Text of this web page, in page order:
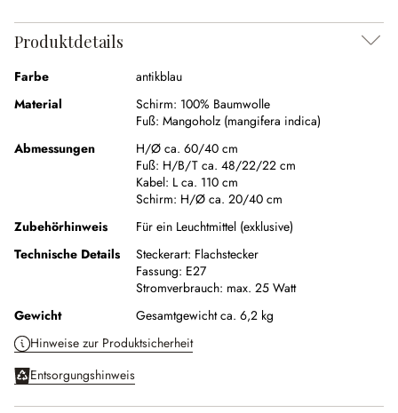
Produktdetails
Farbe
antikblau
Material
Schirm: 100% Baumwolle
Fuß: Mangoholz (mangifera indica)
Abmessungen
H/Ø ca. 60/40 cm
Fuß: H/B/T ca. 48/22/22 cm
Kabel: L ca. 110 cm
Schirm: H/Ø ca. 20/40 cm
Zubehörhinweis
Für ein Leuchtmittel (exklusive)
Technische Details
Steckerart: Flachstecker
Fassung: E27
Stromverbrauch: max. 25 Watt
Gewicht
Gesamtgewicht ca. 6,2 kg
Hinweise zur Produktsicherheit
Entsorgungshinweis